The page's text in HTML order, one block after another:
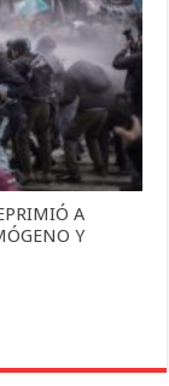
A
Y